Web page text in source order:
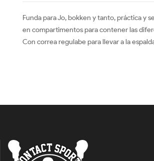
Funda para Jo, bokken y tanto, práctica y
en compartimentos para contener las
Con correa regulabe para llevar a la